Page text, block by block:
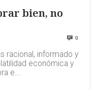
bien, no
0
racional, informado y
económica y
e...